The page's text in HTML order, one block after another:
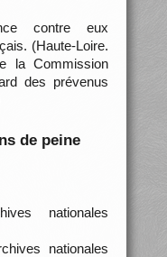
contre eux
(Haute-Loire.
la Commission
des prévenus
de peine
nationales
nationales